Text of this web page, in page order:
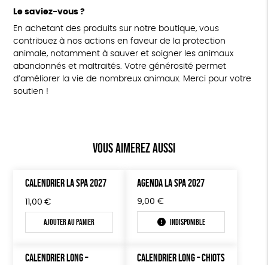
Le saviez-vous ?
En achetant des produits sur notre boutique, vous
contribuez à nos actions en faveur de la protection
animale, notamment à sauver et soigner les animaux
abandonnés et maltraités. Votre générosité permet
d’améliorer la vie de nombreux animaux. Merci pour votre
soutien !
Vous aimerez aussi
CALENDRIER LA SPA 2027
11,00 €
Ajouter au panier
AGENDA LA SPA 2027
9,00 €
Indisponible
CALENDRIER LONG –
CALENDRIER LONG – CHIOTS